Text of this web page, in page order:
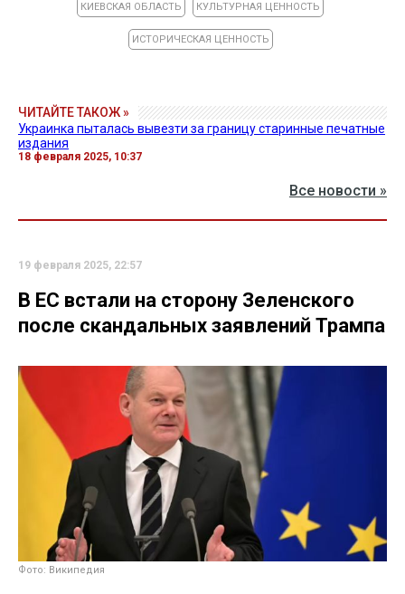
КИЕВСКАЯ ОБЛАСТЬ КУЛЬТУРНАЯ ЦЕННОСТЬ
ИСТОРИЧЕСКАЯ ЦЕННОСТЬ
ЧИТАЙТЕ ТАКОЖ »
Украинка пыталась вывезти за границу старинные печатные
издания
18 февраля 2025, 10:37
Все новости »
19 февраля 2025, 22:57
В ЕС встали на сторону Зеленского
после скандальных заявлений Трампа
Фото: Википедия